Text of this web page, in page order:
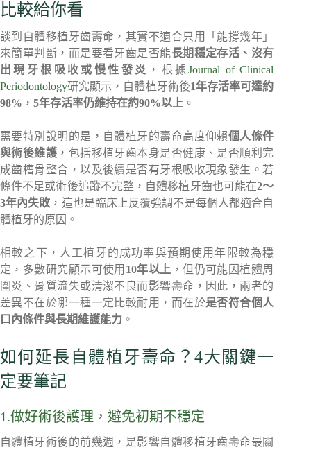
比較給你看
談到自體移植牙齒壽命，其實不適合只用「能撐幾年」
來簡單判斷，而是要看牙齒是否能長期穩定存活、沒有
出現牙根吸收或慢性發炎 ，根據Journal of Clinical
Periodontology研究顯示，自體植牙術後1年存活率可達約
98% ， 5年存活率仍維持在約90%以上 。
需要特別說明的是，自體植牙的壽命高度仰賴個人條件
與術後維護 ，包括移植牙齒本身是否健康、是否順利完
成齒槽骨整合，以及後續是否有牙根吸收現象發生。若
條件不足或術後追蹤不完整，自體移植牙齒也可能在2～
3年內失敗 ，這也是臨床上反覆強調不是每個人都適合自
體植牙的原因。
相較之下，人工植牙的成功率與預期使用年限較為穩
定，多數研究顯示可使用 10年以上 ，但仍可能因植體周
圍炎、骨質流失或清潔不良而影響壽命，因此，兩者的
差異不在於哪一種一定比較耐用，而在於是否符合個人
口內條件與長期維護能力 。
如何延長自體植牙壽命？4大關鍵一
定要筆記
1.做好術後護理，避免初期不穩定
自體植牙術後的前幾週，是影響自體移植牙齒壽命最關